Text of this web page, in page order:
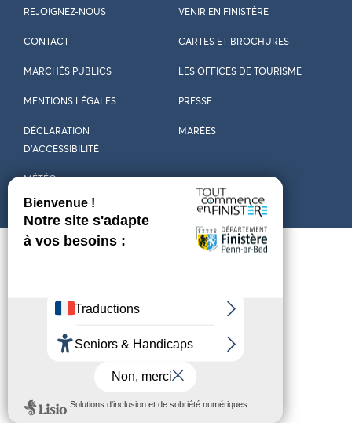
REJOIGNEZ-NOUS VENIR EN FINISTÈRE
CONTACT CARTES ET BROCHURES
MARCHÉS PUBLICS LES OFFICES DE TOURISME
MENTIONS LÉGALES PRESSE
DÉCLARATION
D’ACCESSIBILITÉ
MARÉES
MÉTÉO